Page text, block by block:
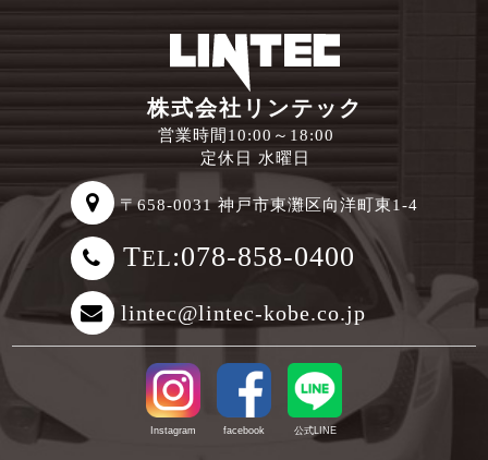
株式会社リンテック
営業時間10:00～18:00
定休日 水曜日
〒658-0031 神戸市東灘区向洋町東1-4
TEL:078-858-0400
lintec@lintec-kobe.co.jp
Instagram facebook 公式LINE